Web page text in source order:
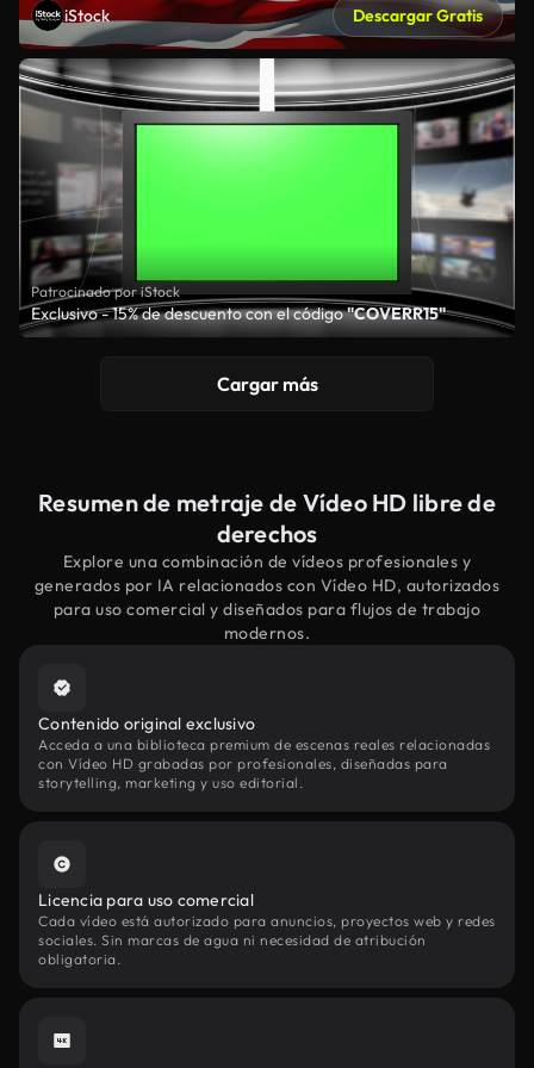
iStock Descargar Gratis
Patrocinado por iStock
Exclusivo - 15% de descuento con el código"COVERR15"
Cargar más
Resumen de metraje de Vídeo HD libre de
derechos
Explore una combinación de vídeos profesionales y
generados por IA relacionados con Vídeo HD, autorizados
para uso comercial y diseñados para flujos de trabajo
modernos.
Contenido original exclusivo
Acceda a una biblioteca premium de escenas reales relacionadas
con Vídeo HD grabadas por profesionales, diseñadas para
storytelling, marketing y uso editorial.
Licencia para uso comercial
Cada vídeo está autorizado para anuncios, proyectos web y redes
sociales. Sin marcas de agua ni necesidad de atribución
obligatoria.